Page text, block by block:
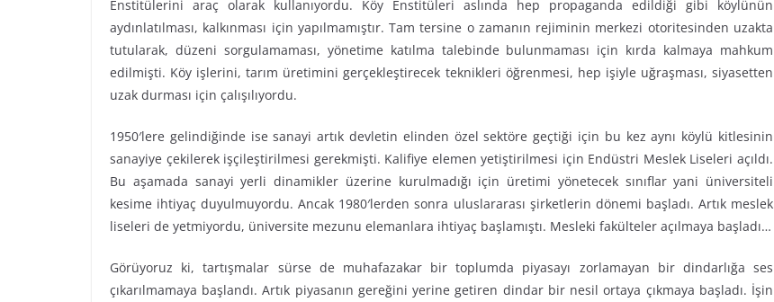
Enstitülerini araç olarak kullanıyordu. Köy Enstitüleri aslında hep propaganda edildiği gibi köylünün
aydınlatılması, kalkınması için yapılmamıştır. Tam tersine o zamanın rejiminin merkezi otoritesinden uzakta
tutularak, düzeni sorgulamaması, yönetime katılma talebinde bulunmaması için kırda kalmaya mahkum
edilmişti. Köy işlerini, tarım üretimini gerçekleştirecek teknikleri öğrenmesi, hep işiyle uğraşması, siyasetten
uzak durması için çalışılıyordu.
1950′lere gelindiğinde ise sanayi artık devletin elinden özel sektöre geçtiği için bu kez aynı köylü kitlesinin
sanayiye çekilerek işçileştirilmesi gerekmişti. Kalifiye elemen yetiştirilmesi için Endüstri Meslek Liseleri açıldı.
Bu aşamada sanayi yerli dinamikler üzerine kurulmadığı için üretimi yönetecek sınıflar yani üniversiteli
kesime ihtiyaç duyulmuyordu. Ancak 1980′lerden sonra uluslararası şirketlerin dönemi başladı. Artık meslek
liseleri de yetmiyordu, üniversite mezunu elemanlara ihtiyaç başlamıştı. Mesleki fakülteler açılmaya başladı…
Görüyoruz ki, tartışmalar sürse de muhafazakar bir toplumda piyasayı zorlamayan bir dindarlığa ses
çıkarılmamaya başlandı. Artık piyasanın gereğini yerine getiren dindar bir nesil ortaya çıkmaya başladı. İşin